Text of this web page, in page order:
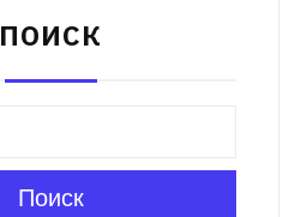
ПОИСК
Поиск